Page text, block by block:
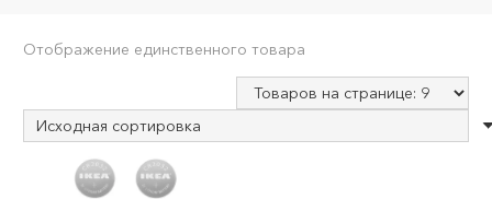
Отображение единственного товара